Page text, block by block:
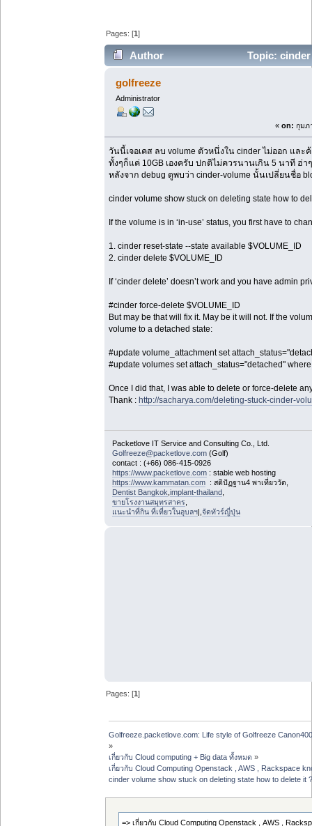
Pages: [1]
Author
Topic:
? (Read 63911 times)
golfreeze
Administrator
« on: กุมภ
วันนี้เจอเคส ลบ volume ตัวหนึ่งใน cinder ไม่ออก และ
ทั้งๆก็แค่ 10GB เองครับ ปกติไม่ควรนานเกิน 5 นาที ฮ่า
หลังจาก debug ดูพบว่า cinder-volume นั้นเปลี่ยนชื่อ
cinder volume show stuck on deleting state how to
If the volume is in ‘in-use’ status, you first have to
1. cinder reset-state --state available $VOLUME_ID
2. cinder delete $VOLUME_ID
If ‘cinder delete’ doesn’t work and you have admin
#cinder force-delete $VOLUME_ID
But may be that will fix it. May be it will not. If the
volume to a detached state:
#update volume_attachment set
#update volumes set attach_status="detached"
Once I did that, I was able to delete or force-delete
Thank : http://sacharya.com/deleting-stuck-cinder-
Packetlove IT Service and Consulting Co., Ltd.
Golfreeze@packetlove.com(Golf)
contact : (+66) 086-415-0926
https://www.packetlove.com: stable web hosting
https://www.kammatan.com: สติปัฏฐาน4 พาเที่ยววัด,
Dentist Bangkok implant-thailand,
ขายโรงงานสมุทรสาคร,
แนะนำที่กิน ที่เที่ยวในอุบลฯ|, จัดทัวร์ญี่ปุ่น
Pages: [1]
Golfreeze.packetlove.com: Life style of Golfreeze
»
เกี่ยวกับ Cloud computing + Big data ทั้งหมด »
เกี่ยวกับ Cloud Computing Openstack , AWS , Rackspace
cinder volume show stuck on deleting state how to delete it